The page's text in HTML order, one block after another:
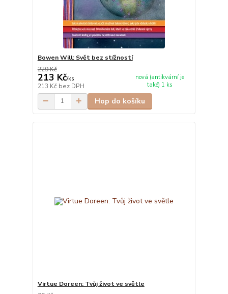
Bowen Will: Svět bez stížností
229 Kč
213 Kč/ks
213 Kč bez DPH
nová (antikvární je
také) 1 ks
Hop do košíku
Virtue Doreen: Tvůj život ve světle